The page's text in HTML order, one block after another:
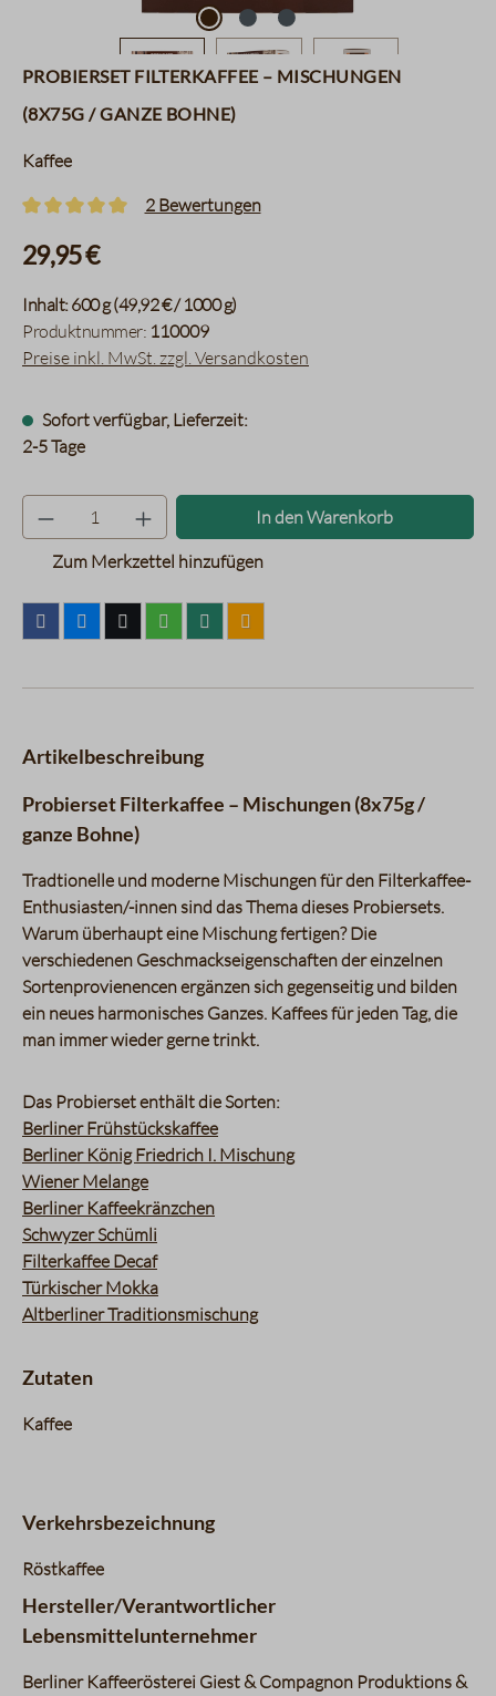
Probierset Filterkaffee – Mischungen
(8x75g / ganze Bohne)
Kaffee
2 Bewertungen
29,95 €
Inhalt:600 g(49,92 € / 1000 g)
Produktnummer: 110009
Preise inkl. MwSt. zzgl. Versandkosten
Sofort verfügbar, Lieferzeit:
2-5 Tage
Produkt Anzahl: Gib den
In den Warenkorb
Zum Merkzettel hinzufügen
Artikelbeschreibung
Probierset Filterkaffee – Mischungen (8x75g /
ganze Bohne)
Tradtionelle und moderne Mischungen für den Filterkaffee-
Enthusiasten/-innen sind das Thema dieses Probiersets.
Warum überhaupt eine Mischung fertigen? Die
verschiedenen Geschmackseigenschaften der einzelnen
Sortenprovienencen ergänzen sich gegenseitig und bilden
ein neues harmonisches Ganzes. Kaffees für jeden Tag, die
man immer wieder gerne trinkt.
Das Probierset enthält die Sorten:
Berliner Frühstückskaffee
Berliner König Friedrich I. Mischung
Wiener Melange
Berliner Kaffeekränzchen
Schwyzer Schümli
Filterkaffee Decaf
Türkischer Mokka
Altberliner Traditionsmischung
Zutaten
Kaffee
Verkehrsbezeichnung
Röstkaffee
Hersteller/Verantwortlicher
Lebensmittelunternehmer
Berliner Kaffeerösterei Giest & Compagnon Produktions &